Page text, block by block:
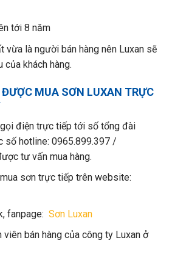
tới 8 năm
vừa là người bán hàng nên Luxan sẽ
của khách hàng.
MUA SƠN LUXAN TRỰC
gọi điện trực tiếp tới số tổng đài
số hotline: 0965.899.397 /
tư vấn mua hàng.
mua sơn trực tiếp trên website:
fanpage: Sơn Luxan
viên bán hàng của công ty Luxan ở